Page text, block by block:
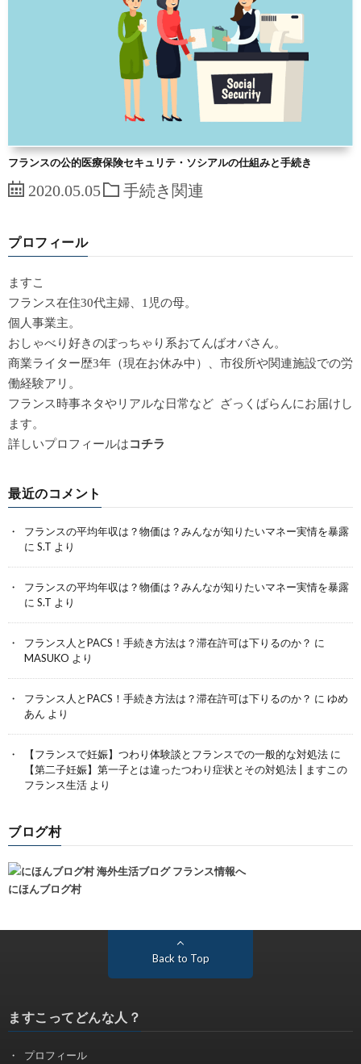
フランスの公的医療保険セキュリテ・ソシアルの仕組みと手続き
2020.05.05 手続き関連
プロフィール
ますこ
フランス在住30代主婦、1児の母。
個人事業主。
おしゃべり好きのぽっちゃり系おてんばオバさん。
商業ライター歴3年（現在お休み中）、市役所や関連施設での労
働経験アリ。
フランス時事ネタやリアルな日常など ざっくばらんにお届けし
ます。
詳しいプロフィールはコチラ
最近のコメント
フランスの平均年収は？物価は？みんなが知りたいマネー実情を暴露
に S.T より
フランスの平均年収は？物価は？みんなが知りたいマネー実情を暴露
に S.T より
フランス人とPACS！手続き方法は？滞在許可は下りるのか？ に
MASUKO より
フランス人とPACS！手続き方法は？滞在許可は下りるのか？ に ゆめ
あん より
【フランスで妊娠】つわり体験談とフランスでの一般的な対処法 に
【第二子妊娠】第一子とは違ったつわり症状とその対処法 | ますこの
フランス生活 より
ブログ村
にほんブログ村
Back to Top
ますこってどんな人？
プロフィール